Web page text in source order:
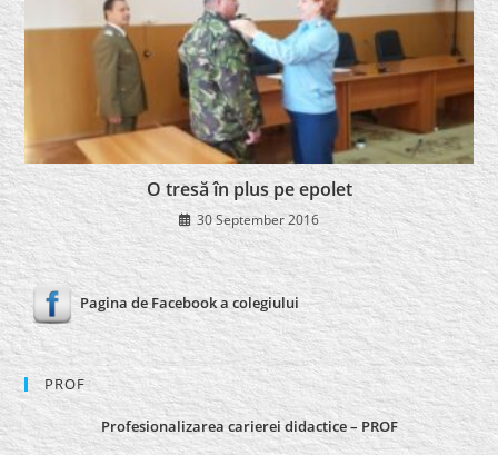
O tresă în plus pe epolet
30 September 2016
Pagina de Facebook a colegiului
PROF
Profesionalizarea carierei didactice – PROF